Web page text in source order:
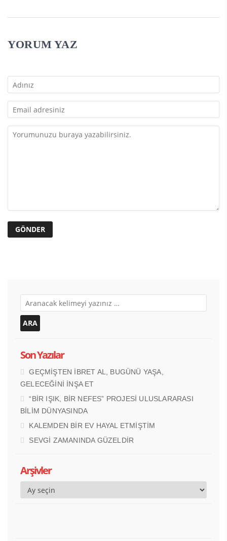
YORUM YAZ
Son Yazılar
GEÇMİŞTEN İBRET AL, BUGÜNÜ YAŞA,
GELECEĞİNİ İNŞA ET
“BİR IŞIK, BİR NEFES” PROJESİ ULUSLARARASI
BİLİM DÜNYASINDA
KALEMDEN BİR EV HAYAL ETMİŞTİM
SEVGİ ZAMANINDA GÜZELDİR
Arşivler